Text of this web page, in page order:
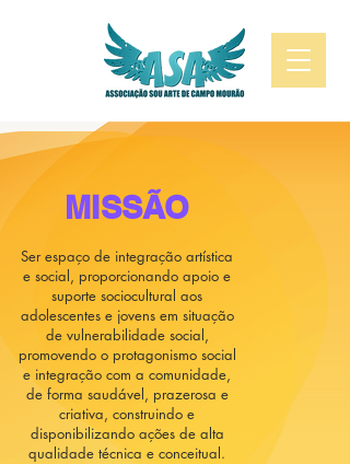
MISSÃO
Ser espaço de integração artística
e social, proporcionando apoio e
suporte sociocultural aos
adolescentes e jovens em situação
de vulnerabilidade social,
promovendo o protagonismo social
e integração com a comunidade,
de forma saudável, prazerosa e
criativa, construindo e
disponibilizando ações de alta
qualidade técnica e conceitual.